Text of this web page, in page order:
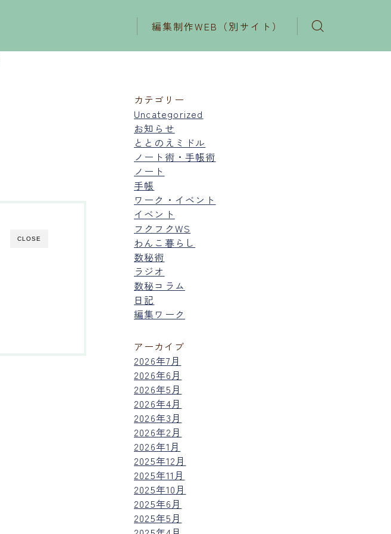
編集制作WEB（別サイト）
CLOSE
カテゴリー
Uncategorized
お知らせ
ととのえミドル
ノート術・手帳術
ノート
手帳
ワーク・イベント
イベント
フクフクWS
わんこ暮らし
数秘術
ラジオ
数秘コラム
日記
編集ワーク
アーカイブ
2026年7月
2026年6月
2026年5月
2026年4月
2026年3月
2026年2月
2026年1月
2025年12月
2025年11月
2025年10月
2025年6月
2025年5月